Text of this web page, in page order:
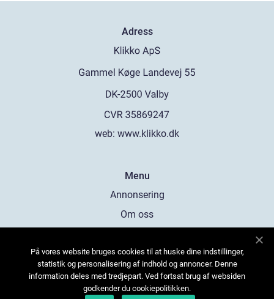
Adress
web: www.klikko.dk
Menu
Annonsering
Om oss
Kontakta oss
Sitemap
På vores website bruges cookies til at huske dine indstillinger,
statistik og personalisering af indhold og annoncer. Denne
information deles med tredjepart. Ved fortsat brug af websiden
godkender du cookiepolitikken.